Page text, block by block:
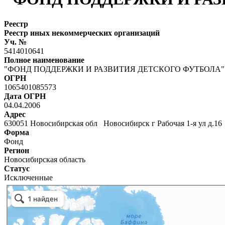
Реестр
Реестр иных некоммерческих организаций
Уч. №
5414010641
Полное наименование
"ФОНД ПОДДЕРЖКИ И РАЗВИТИЯ ДЕТСКОГО ФУТБОЛА"
ОГРН
1065401085573
Дата ОГРН
04.04.2006
Адрес
630051 Новосибирская обл Новосибирск г Рабочая 1-я ул
Форма
Фонд
Регион
Новосибирская область
Статус
Исключенные